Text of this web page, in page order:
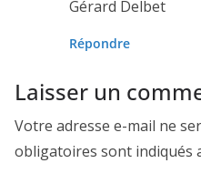
Gérard Delbet
Répondre
Laisser un
Votre adresse e-mail ne
obligatoires sont indiqués